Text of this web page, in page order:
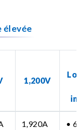
élevée
1,200V
1,920A
•